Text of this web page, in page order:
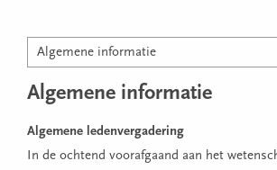
Algemene informatie
Algemene informatie
Algemene ledenvergadering
In de ochtend voorafgaand aan het